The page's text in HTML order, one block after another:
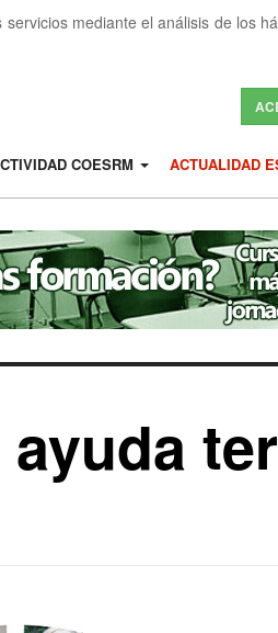
mediante el análisis de los
COESRM ACTUALIDAD